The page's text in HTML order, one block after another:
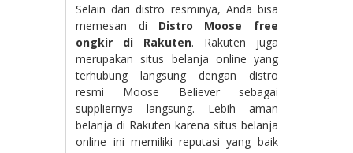
Selain dari distro resminya, Anda bisa
memesan di Distro Moose free
ongkir di Rakuten. Rakuten juga
merupakan situs belanja online yang
terhubung langsung dengan distro
resmi Moose Believer sebagai
suppliernya langsung. Lebih aman
belanja di Rakuten karena situs belanja
online ini memiliki reputasi yang baik